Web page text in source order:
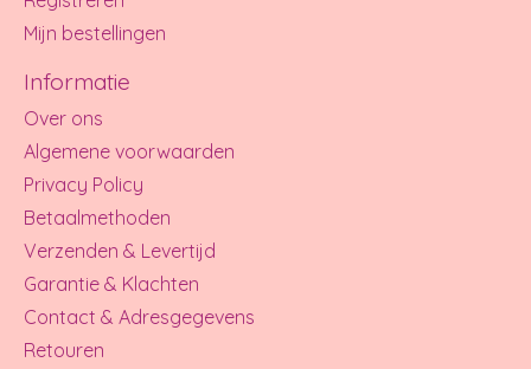
Mijn bestellingen
Informatie
Over ons
Algemene voorwaarden
Privacy Policy
Betaalmethoden
Verzenden & Levertijd
Garantie & Klachten
Contact & Adresgegevens
Retouren